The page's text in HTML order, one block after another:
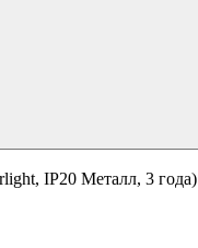
IP20 Металл, 3 года)